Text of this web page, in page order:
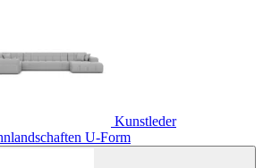
Kunstleder
U-Form